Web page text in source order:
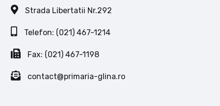
Strada Libertatii Nr.292
Telefon: (021) 467-1214
Fax: (021) 467-1198
contact@primaria-glina.ro